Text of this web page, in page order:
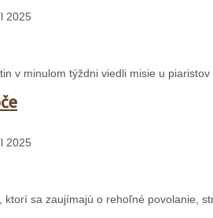
2025
v minulom týždni viedli misie u
2025
ktorí sa zaujímajú o rehoľné povolanie,